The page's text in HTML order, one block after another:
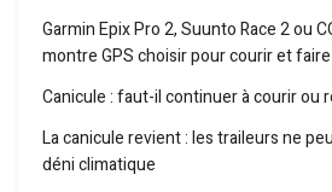
Garmin Epix Pro 2, Suunto Race 2 ou
montre GPS choisir pour courir et
Canicule : faut-il continuer à courir ou
La canicule revient : les traileurs ne
déni climatique